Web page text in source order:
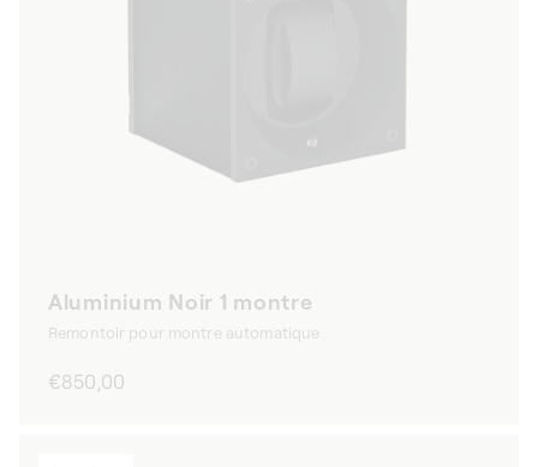
Aluminium Noir 1 montre
Remontoir pour montre automatique
Prix
€850,00